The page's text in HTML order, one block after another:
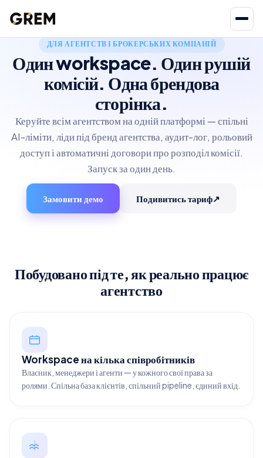
ДЛЯ АГЕНТСТВ І БРОКЕРСЬКИХ КОМПАНІЙ
Один workspace. Один рушій
комісій. Одна брендова
сторінка.
Керуйте всім агентством на одній платформі — спільні
AI-ліміти, ліди під бренд агентства, аудит-лог, рольовий
доступ і автоматичні договори про розподіл комісії.
Запуск за один день.
Замовити демо Подивитись тариф↗
Побудовано під те, як реально працює
агентство
Workspace на кілька співробітників
Власник, менеджери і агенти — у кожного свої права за
ролями. Спільна база клієнтів, спільний pipeline, єдиний вхід.